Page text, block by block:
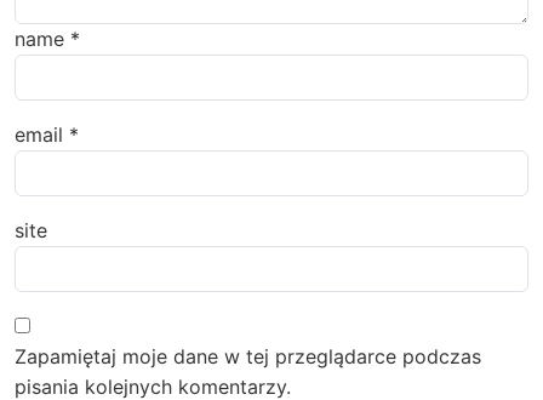
name *
email *
site
Zapamiętaj moje dane w tej przeglądarce podczas
pisania kolejnych komentarzy.